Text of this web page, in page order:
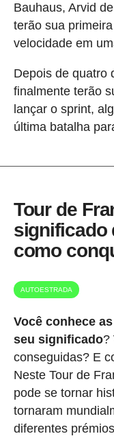
Bauhaus, Arvid
terão sua
velocidade em
Depois de quatro
finalmente terão
lançar o sprint,
última batalha
Tour de
significado
como
AUTOESTRADA
Você conhece
seu significado?
conseguidas? E
Neste Tour de
pode se tornar
tornaram
diferentes